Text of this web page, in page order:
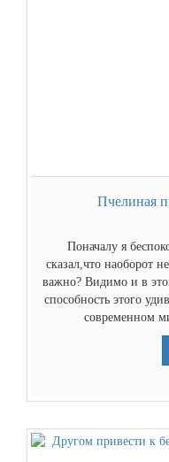
Пчелиная
Поначалу я
сказал,что наоборот
важно? Видимо и в
способность этого
современном